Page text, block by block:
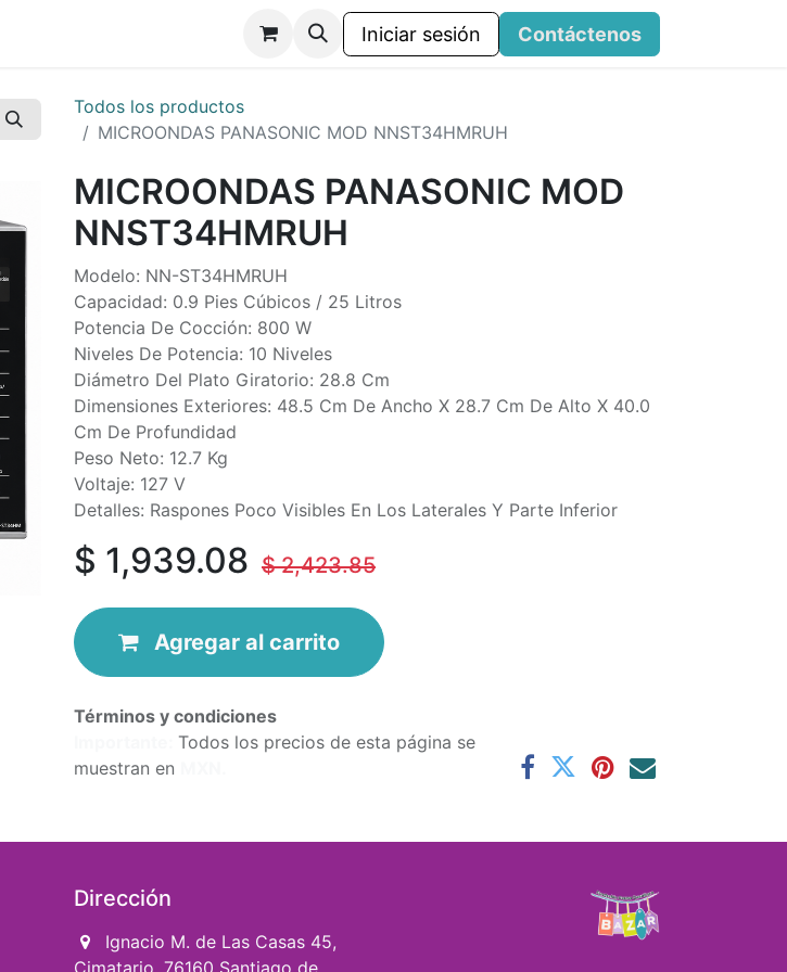
Iniciar sesión Contáctenos
Todos los productos
MICROONDAS PANASONIC MOD NNST34HMRUH
MICROONDAS PANASONIC MOD
NNST34HMRUH
Modelo: NN-ST34HMRUH
Capacidad: 0.9 Pies Cúbicos / 25 Litros
Potencia De Cocción: 800 W
Niveles De Potencia: 10 Niveles
Diámetro Del Plato Giratorio: 28.8 Cm
Dimensiones Exteriores: 48.5 Cm De Ancho X 28.7 Cm De Alto X 40.0
Cm De Profundidad
Peso Neto: 12.7 Kg
Voltaje: 127 V
Detalles: Raspones Poco Visibles En Los Laterales Y Parte Inferior
$ 1,939.08 $2,423.85
Agregar al carrito
Términos y condiciones
Todos los precios de esta página se
muestran en
Dirección
Ignacio M. de Las Casas 45,
Cimatario, 76160 Santiago de